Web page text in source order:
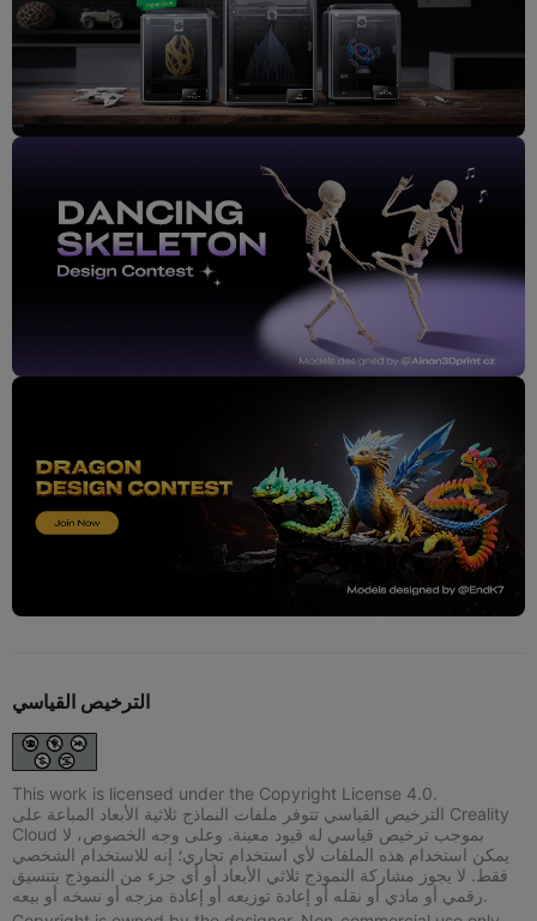
الترخيص القياسي
This work is licensed under the Copyright License 4.0.
الترخيص القياسي تتوفر ملفات النماذج ثلاثية الأبعاد المباعة على Creality
Cloud بموجب ترخيص قياسي له قيود معينة. وعلى وجه الخصوص، لا
يمكن استخدام هذه الملفات لأي استخدام تجاري؛ إنه للاستخدام الشخصي
فقط. لا يجوز مشاركة النموذج ثلاثي الأبعاد أو أي جزء من النموذج بتنسيق
رقمي أو مادي أو نقله أو إعادة توزيعه أو إعادة مزجه أو نسخه أو بيعه.